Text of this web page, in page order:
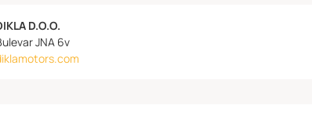
D.O.O.
JNA 6v